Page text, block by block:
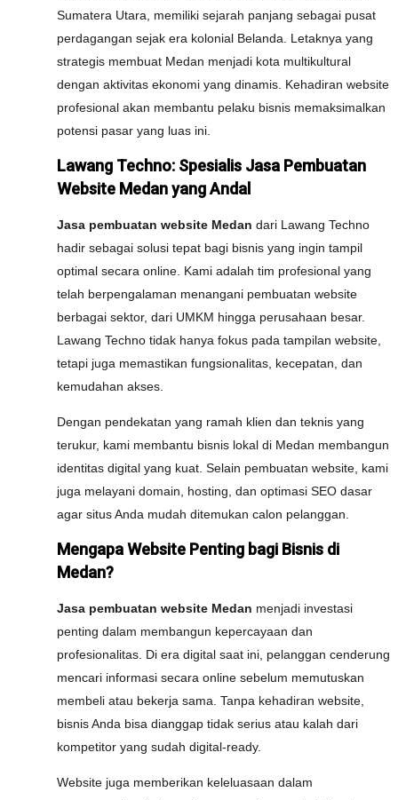
Sumatera Utara, memiliki sejarah panjang sebagai pusat
perdagangan sejak era kolonial Belanda. Letaknya yang
strategis membuat Medan menjadi kota multikultural
dengan aktivitas ekonomi yang dinamis. Kehadiran website
profesional akan membantu pelaku bisnis memaksimalkan
potensi pasar yang luas ini.
Lawang Techno: Spesialis Jasa Pembuatan
Website Medan yang Andal
Jasa pembuatan website Medan dari Lawang Techno
hadir sebagai solusi tepat bagi bisnis yang ingin tampil
optimal secara online. Kami adalah tim profesional yang
telah berpengalaman menangani pembuatan website
berbagai sektor, dari UMKM hingga perusahaan besar.
Lawang Techno tidak hanya fokus pada tampilan website,
tetapi juga memastikan fungsionalitas, kecepatan, dan
kemudahan akses.
Dengan pendekatan yang ramah klien dan teknis yang
terukur, kami membantu bisnis lokal di Medan membangun
identitas digital yang kuat. Selain pembuatan website, kami
juga melayani domain, hosting, dan optimasi SEO dasar
agar situs Anda mudah ditemukan calon pelanggan.
Mengapa Website Penting bagi Bisnis di
Medan?
Jasa pembuatan website Medan menjadi investasi
penting dalam membangun kepercayaan dan
profesionalitas. Di era digital saat ini, pelanggan cenderung
mencari informasi secara online sebelum memutuskan
membeli atau bekerja sama. Tanpa kehadiran website,
bisnis Anda bisa dianggap tidak serius atau kalah dari
kompetitor yang sudah digital-ready.
Website juga memberikan keleluasaan dalam